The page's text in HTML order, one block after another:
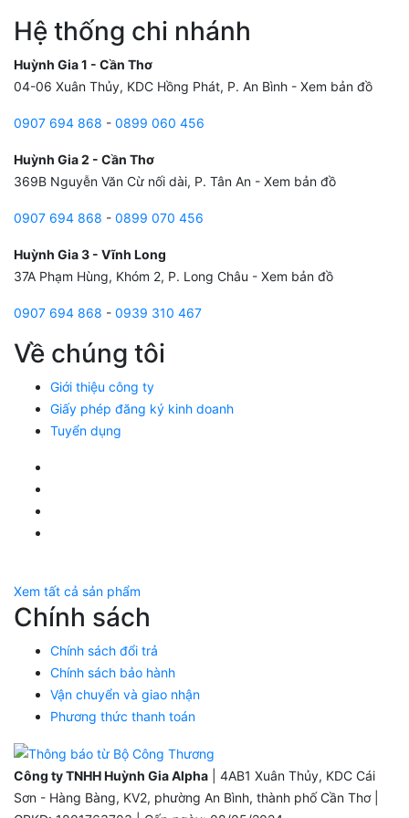
Hệ thống chi nhánh
Huỳnh Gia 1 - Cần Thơ
04-06 Xuân Thủy, KDC Hồng Phát, P. An Bình - Xem bản đồ
0907 694 868 - 0899 060 456
Huỳnh Gia 2 - Cần Thơ
369B Nguyễn Văn Cừ nối dài, P. Tân An - Xem bản đồ
0907 694 868 - 0899 070 456
Huỳnh Gia 3 - Vĩnh Long
37A Phạm Hùng, Khóm 2, P. Long Châu - Xem bản đồ
0907 694 868 - 0939 310 467
Về chúng tôi
Giới thiệu công ty
Giấy phép đăng ký kinh doanh
Tuyển dụng
Xem tất cả sản phẩm
Chính sách
Chính sách đổi trả
Chính sách bảo hành
Vận chuyển và giao nhận
Phương thức thanh toán
Công ty TNHH Huỳnh Gia Alpha | 4AB1 Xuân Thủy, KDC Cái
Sơn - Hàng Bàng, KV2, phường An Bình, thành phố Cần Thơ |